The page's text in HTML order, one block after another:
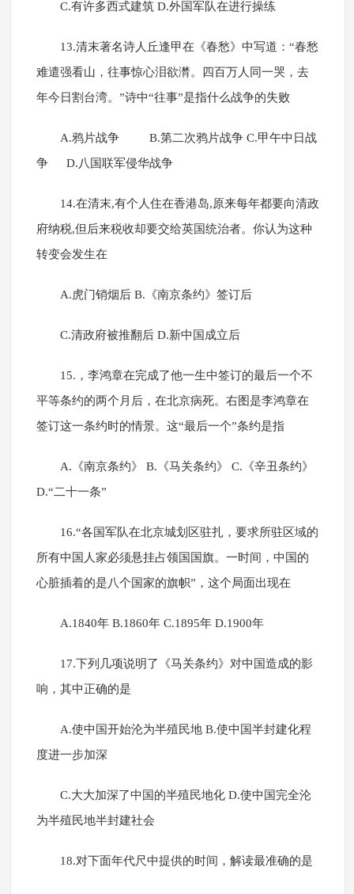
C.有许多西式建筑 D.外国军队在进行操练
13.清末著名诗人丘逢甲在《春愁》中写道：“春愁
难遣强看山，往事惊心泪欲潸。四百万人同一哭，去
年今日割台湾。”诗中“往事”是指什么战争的失败
A.鸦片战争 B.第二次鸦片战争 C.甲午中日战
争 D.八国联军侵华战争
14.在清末,有个人住在香港岛,原来每年都要向清政
府纳税,但后来税收却要交给英国统治者。你认为这种
转变会发生在
A.虎门销烟后 B.《南京条约》签订后
C.清政府被推翻后 D.新中国成立后
15.，李鸿章在完成了他一生中签订的最后一个不
平等条约的两个月后，在北京病死。右图是李鸿章在
签订这一条约时的情景。这“最后一个”条约是指
A.《南京条约》 B.《马关条约》 C.《辛丑条约》
D.“二十一条”
16.“各国军队在北京城划区驻扎，要求所驻区域的
所有中国人家必须悬挂占领国国旗。一时间，中国的
心脏插着的是八个国家的旗帜”，这个局面出现在
A.1840年 B.1860年 C.1895年 D.1900年
17.下列几项说明了《马关条约》对中国造成的影
响，其中正确的是
A.使中国开始沦为半殖民地 B.使中国半封建化程
度进一步加深
C.大大加深了中国的半殖民地化 D.使中国完全沦
为半殖民地半封建社会
18.对下面年代尺中提供的时间，解读最准确的是